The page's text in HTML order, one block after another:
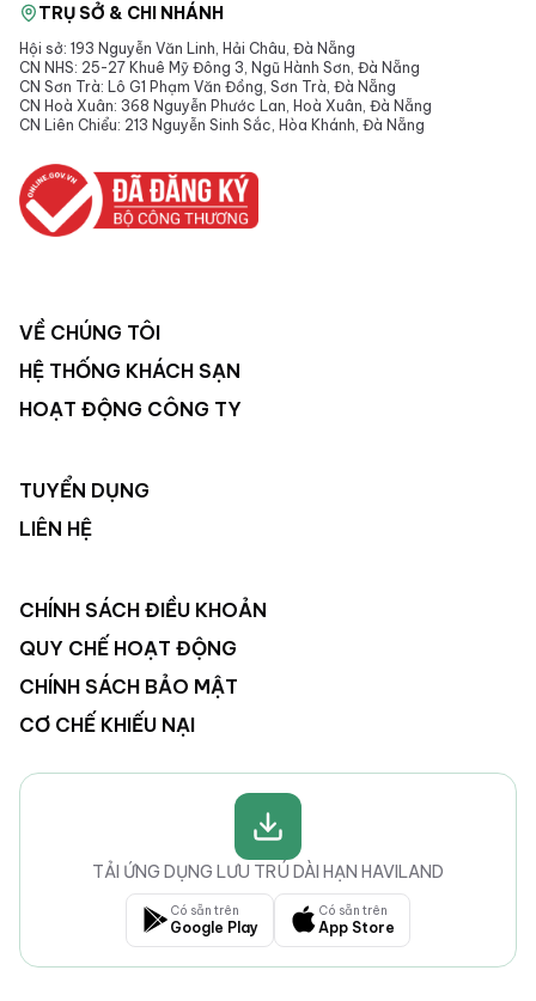
TRỤ SỞ & CHI NHÁNH
Hội sở: 193 Nguyễn Văn Linh, Hải Châu, Đà Nẵng
CN NHS: 25-27 Khuê Mỹ Đông 3, Ngũ Hành Sơn, Đà Nẵng
CN Sơn Trà: Lô G1 Phạm Văn Đồng, Sơn Trà, Đà Nẵng
CN Hoà Xuân: 368 Nguyễn Phước Lan, Hoà Xuân, Đà Nẵng
CN Liên Chiểu: 213 Nguyễn Sinh Sắc, Hòa Khánh, Đà Nẵng
VỀ CHÚNG TÔI
HỆ THỐNG KHÁCH SẠN
HOẠT ĐỘNG CÔNG TY
TUYỂN DỤNG
LIÊN HỆ
CHÍNH SÁCH ĐIỀU KHOẢN
QUY CHẾ HOẠT ĐỘNG
CHÍNH SÁCH BẢO MẬT
CƠ CHẾ KHIẾU NẠI
TẢI ỨNG DỤNG LƯU TRÚ DÀI HẠN HAVILAND
Có sẵn trên
Google Play
Có sẵn trên
App Store